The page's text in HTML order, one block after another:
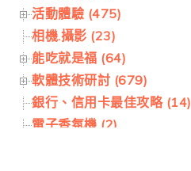
活動體驗 (475)
相機.攝影 (23)
能吃就是福 (64)
軟體技術研討 (679)
銀行、信用卡最佳攻略 (14)
電子香氛機 (2)